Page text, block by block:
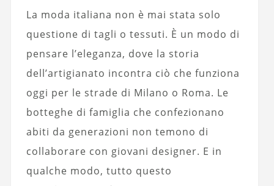
La moda italiana non è mai stata solo
questione di tagli o tessuti. È un modo di
pensare l’eleganza, dove la storia
dell’artigianato incontra ciò che funziona
oggi per le strade di Milano o Roma. Le
botteghe di famiglia che confezionano
abiti da generazioni non temono di
collaborare con giovani designer. E in
qualche modo, tutto questo